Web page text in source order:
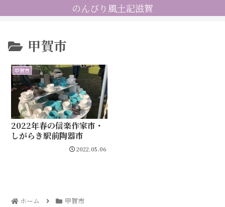
のんびり風土記滋賀
甲賀市
甲賀市
2022年春の信楽作家市・
しがらき駅前陶器市
2022.05.06
ホーム 甲賀市